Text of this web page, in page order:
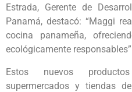
Estrada, Gerente de
Panamá, destacó: “Maggi
cocina panameña,
ecológicamente
Estos nuevos
supermercados y tiendas